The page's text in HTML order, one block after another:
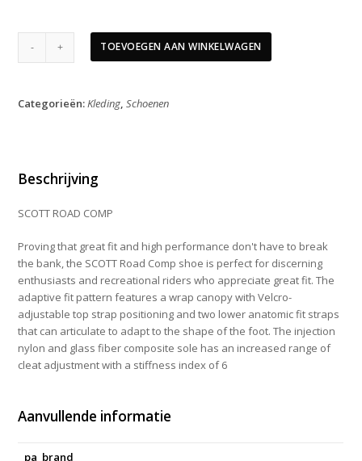
Shoenen
Black
TOEVOEGEN AAN WINKELWAGEN
Categorieën:Kleding,Schoenen
Beschrijving
SCOTT ROAD COMP
Proving that great fit and high performance don't have to break
the bank, the SCOTT Road Comp shoe is perfect for discerning
enthusiasts and recreational riders who appreciate great fit. The
adaptive fit pattern features a wrap canopy with Velcro-
adjustable top strap positioning and two lower anatomic fit straps
that can articulate to adapt to the shape of the foot. The injection
nylon and glass fiber composite sole has an increased range of
cleat adjustment with a stiffness index of 6
Aanvullende informatie
pa_brand